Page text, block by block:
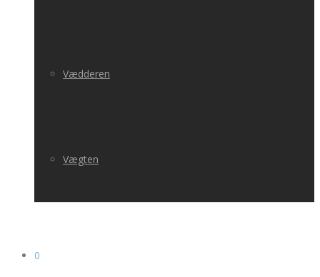
Vædderen
Vægten
0